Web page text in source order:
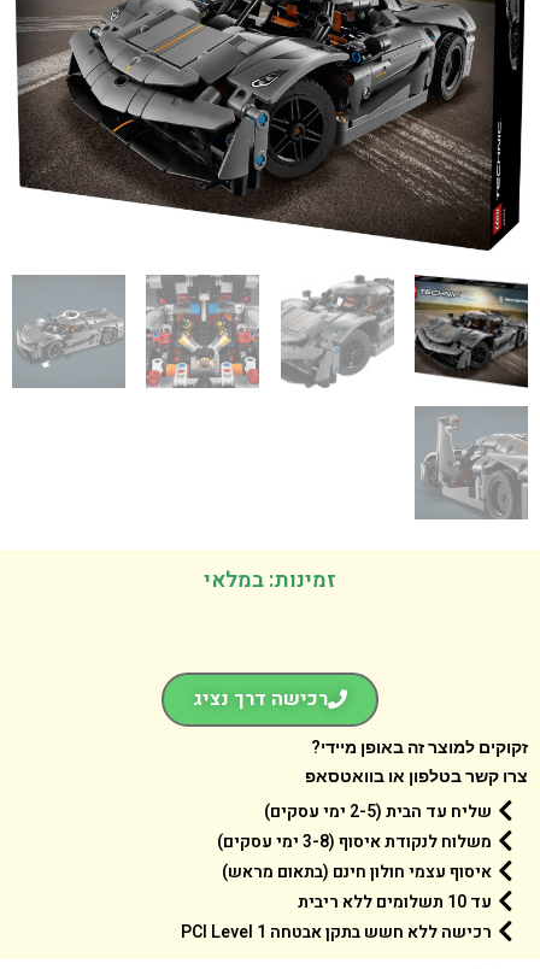
זמינות: במלאי
רכישה דרך נציג
למוצר זה באופן מיידי?
קשר בטלפון או בוואטסאפ
שליח עד הבית (2-5 ימי עסקים)
משלוח לנקודת איסוף (3-8 ימי עסקים)
איסוף עצמי חולון חינם (בתאום מראש)
עד 10 תשלומים ללא ריבית
רכישה ללא חשש בתקן אבטחה 1 PCI Level